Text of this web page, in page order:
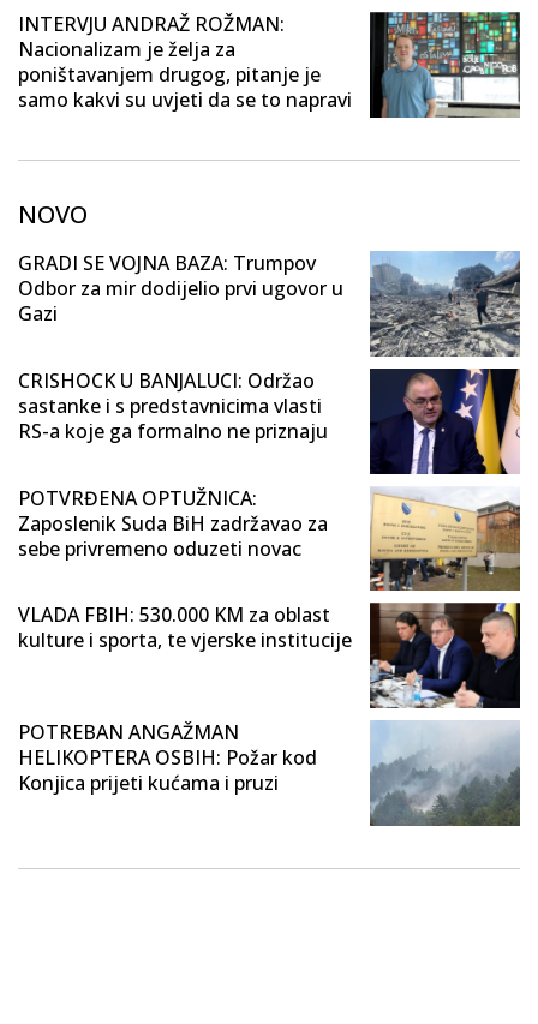
INTERVJU ANDRAŽ ROŽMAN:
Nacionalizam je želja za
poništavanjem drugog, pitanje je
samo kakvi su uvjeti da se to napravi
NOVO
GRADI SE VOJNA BAZA: Trumpov
Odbor za mir dodijelio prvi ugovor u
Gazi
CRISHOCK U BANJALUCI: Održao
sastanke i s predstavnicima vlasti
RS-a koje ga formalno ne priznaju
POTVRĐENA OPTUŽNICA:
Zaposlenik Suda BiH zadržavao za
sebe privremeno oduzeti novac
VLADA FBIH: 530.000 KM za oblast
kulture i sporta, te vjerske institucije
POTREBAN ANGAŽMAN
HELIKOPTERA OSBIH: Požar kod
Konjica prijeti kućama i pruzi